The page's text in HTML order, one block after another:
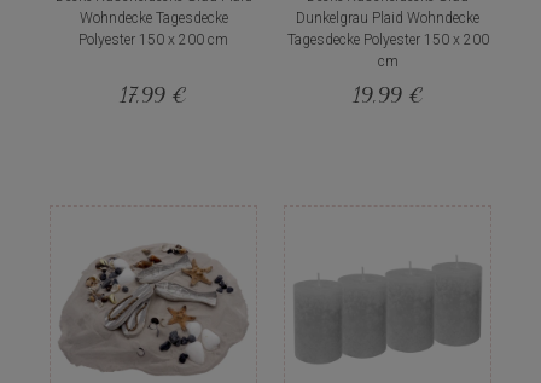
Wohndecke Tagesdecke
Polyester 150 x 200 cm
17,99 €
Dunkelgrau Plaid Wohndecke
Tagesdecke Polyester 150 x 200
cm
19,99 €